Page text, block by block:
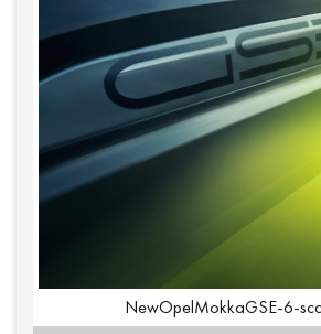
NewOpelMokkaGSE-6-